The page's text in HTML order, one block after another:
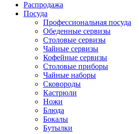
Распродажа
Посуда
Профессиональная посуда
Обеденные сервизы
Столовые сервизы
Чайные сервизы
Кофейные сервизы
Столовые приборы
Чайные наборы
Сковороды
Кастрюли
Ножи
Блюда
Бокалы
Бутылки